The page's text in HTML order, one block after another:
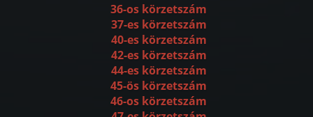
36-os körzetszám
37-es körzetszám
40-es körzetszám
42-es körzetszám
44-es körzetszám
45-ös körzetszám
46-os körzetszám